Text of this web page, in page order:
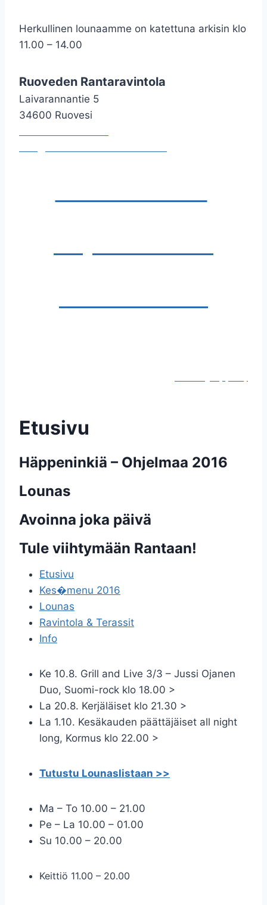
Herkullinen lounaamme on katettuna arkisin klo
11.00 – 14.00
Ruoveden Rantaravintola
Laivarannantie 5
34600 Ruovesi
Etusivu
Häppeninkiä – Ohjelmaa 2016
Lounas
Avoinna joka päivä
Tule viihtymään Rantaan!
Etusivu
Kes�menu 2016
Lounas
Ravintola & Terassit
Info
Ke 10.8. Grill and Live 3/3 – Jussi Ojanen
Duo, Suomi-rock klo 18.00 >
La 20.8. Kerjäläiset klo 21.30 >
La 1.10. Kesäkauden päättäjäiset all night
long, Kormus klo 22.00 >
Tutustu Lounaslistaan >>
Ma – To 10.00 – 21.00
Pe – La 10.00 – 01.00
Su 10.00 – 20.00
Keittiö 11.00 – 20.00